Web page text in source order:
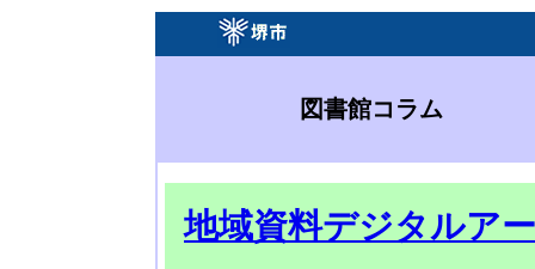
図書館コラム
地域資料デジタルア